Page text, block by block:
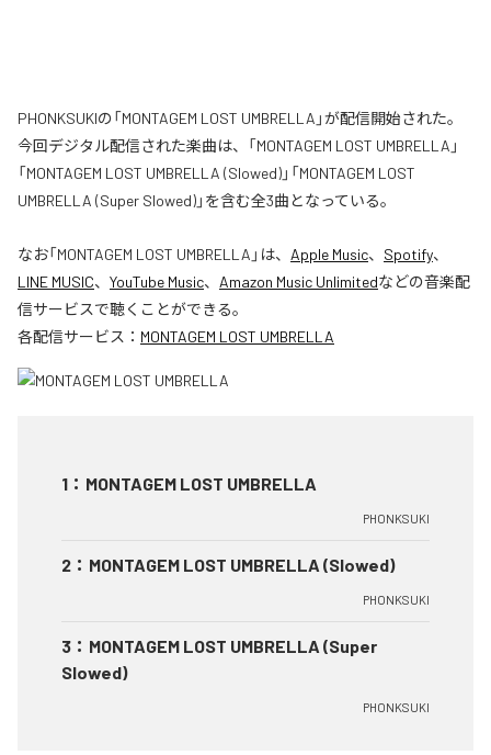
PHONKSUKIの「MONTAGEM LOST UMBRELLA」が配信開始された。
今回デジタル配信された楽曲は、「MONTAGEM LOST UMBRELLA」
「MONTAGEM LOST UMBRELLA (Slowed)」「MONTAGEM LOST
UMBRELLA (Super Slowed)」を含む全3曲となっている。
なお「MONTAGEM LOST UMBRELLA 」は、 Apple Music、 Spotify、
LINE MUSIC、 YouTube Music、 Amazon Music Unlimitedなどの音楽配
信サービスで聴くことができる。
各配信サービス： MONTAGEM LOST UMBRELLA
1 ： MONTAGEM LOST UMBRELLA
PHONKSUKI
2 ： MONTAGEM LOST UMBRELLA (Slowed)
PHONKSUKI
3 ： MONTAGEM LOST UMBRELLA (Super
Slowed)
PHONKSUKI